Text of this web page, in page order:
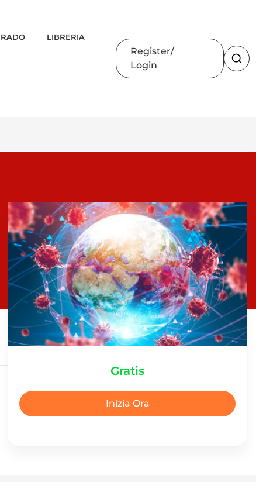
LIBRERIA
Register
Login
Gratis
Inizia Ora